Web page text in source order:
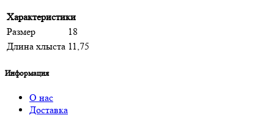
Характеристики
Размер
18
Длина хлыста 11,75
Информация
О нас
Доставка